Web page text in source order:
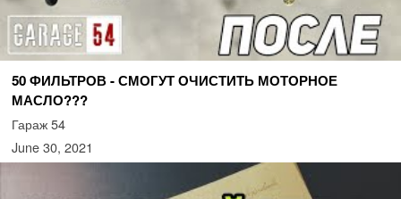
50 ФИЛЬТРОВ - СМОГУТ ОЧИСТИТЬ МОТОРНОЕ
МАСЛО???
Гараж 54
June 30, 2021